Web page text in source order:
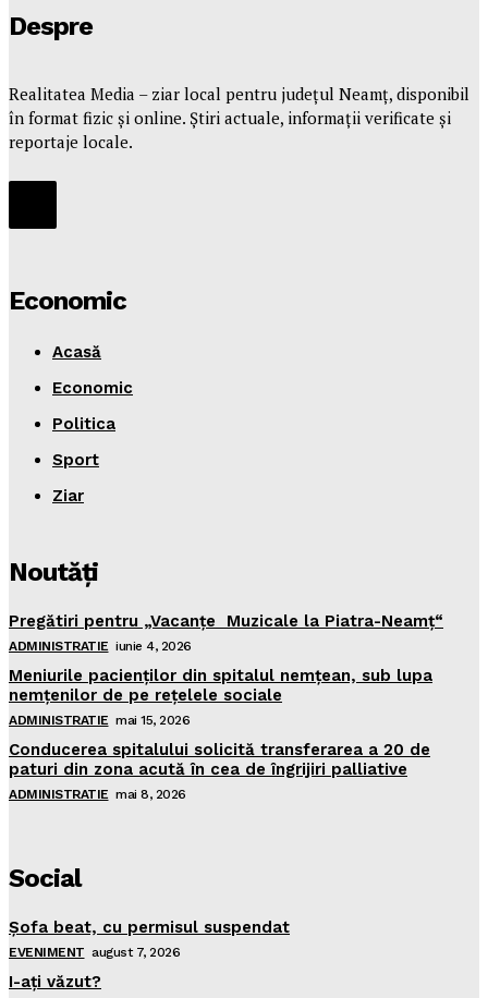
Despre
Realitatea Media – ziar local pentru județul Neamț, disponibil
în format fizic și online. Știri actuale, informații verificate și
reportaje locale.
Economic
Acasă
Economic
Politica
Sport
Ziar
Noutăţi
Pregătiri pentru „Vacanţe Muzicale la Piatra-Neamţ“
ADMINISTRATIE iunie 4, 2026
Meniurile pacienţilor din spitalul nemţean, sub lupa
nemţenilor de pe reţelele sociale
ADMINISTRATIE mai 15, 2026
Conducerea spitalului solicită transferarea a 20 de
paturi din zona acută în cea de îngrijiri palliative
ADMINISTRATIE mai 8, 2026
Social
Şofa beat, cu permisul suspendat
EVENIMENT august 7, 2026
I-aţi văzut?